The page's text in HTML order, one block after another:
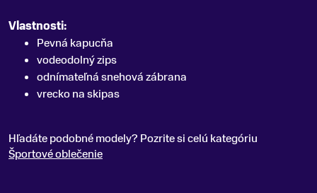
Vlastnosti:
Pevná kapucňa
vodeodolný zips
odnímateľná snehová zábrana
vrecko na skipas
Hľadáte podobné modely? Pozrite si celú kategóriu
Športové oblečenie